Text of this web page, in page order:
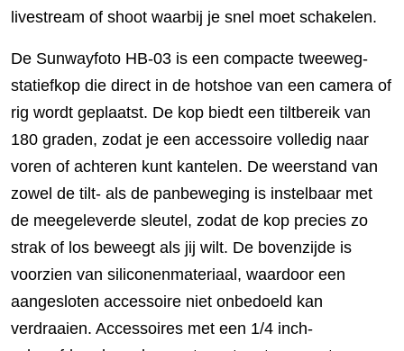
livestream of shoot waarbij je snel moet schakelen.
De Sunwayfoto HB-03 is een compacte tweeweg-
statiefkop die direct in de hotshoe van een camera of
rig wordt geplaatst. De kop biedt een tiltbereik van
180 graden, zodat je een accessoire volledig naar
voren of achteren kunt kantelen. De weerstand van
zowel de tilt- als de panbeweging is instelbaar met
de meegeleverde sleutel, zodat de kop precies zo
strak of los beweegt als jij wilt. De bovenzijde is
voorzien van siliconenmateriaal, waardoor een
aangesloten accessoire niet onbedoeld kan
verdraaien. Accessoires met een 1/4 inch-